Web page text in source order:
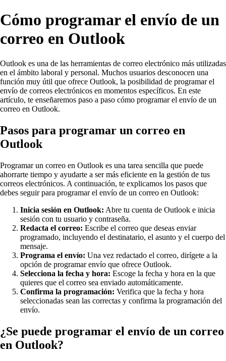
Cómo programar el envío de un
correo en Outlook
Outlook es una de las herramientas de correo electrónico más utilizadas
en el ámbito laboral y personal. Muchos usuarios desconocen una
función muy útil que ofrece Outlook, la posibilidad de programar el
envío de correos electrónicos en momentos específicos. En este
artículo, te enseñaremos paso a paso cómo programar el envío de un
correo en Outlook.
Pasos para programar un correo en
Outlook
Programar un correo en Outlook es una tarea sencilla que puede
ahorrarte tiempo y ayudarte a ser más eficiente en la gestión de tus
correos electrónicos. A continuación, te explicamos los pasos que
debes seguir para programar el envío de un correo en Outlook:
Inicia sesión en Outlook: Abre tu cuenta de Outlook e inicia
sesión con tu usuario y contraseña.
Redacta el correo: Escribe el correo que deseas enviar
programado, incluyendo el destinatario, el asunto y el cuerpo del
mensaje.
Programa el envío: Una vez redactado el correo, dirígete a la
opción de programar envío que ofrece Outlook.
Selecciona la fecha y hora: Escoge la fecha y hora en la que
quieres que el correo sea enviado automáticamente.
Confirma la programación: Verifica que la fecha y hora
seleccionadas sean las correctas y confirma la programación del
envío.
¿Se puede programar el envío de un correo
en Outlook?